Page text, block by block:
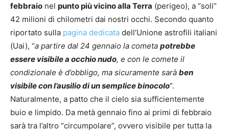
febbraio nel punto più vicino alla Terra (perigeo), a “soli”
42 milioni di chilometri dai nostri occhi. Secondo quanto
riportato sulla pagina dedicata dell’Unione astrofili italiani
(Uai), “a partire dal 24 gennaio la cometa potrebbe
essere visibile a occhio nudo, e con le comete il
condizionale è d’obbligo, ma sicuramente sarà ben
visibile con l’ausilio di un semplice binocolo”.
Naturalmente, a patto che il cielo sia sufficientemente
buio e limpido. Da metà gennaio fino ai primi di febbraio
sarà tra l’altro “circumpolare”, ovvero visibile per tutta la